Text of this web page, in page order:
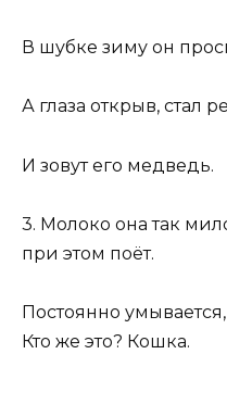
В шубке зиму он
А глаза открыв, стал
И зовут его медведь.
3. Молоко она так
при этом поёт.
Постоянно
Кто же это? Кошка.